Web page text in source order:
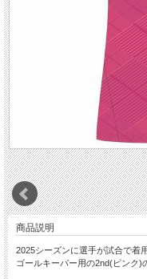
商品説明
2025シーズンに選手が試合で着
ゴールキーパー用の2nd(ピンク)